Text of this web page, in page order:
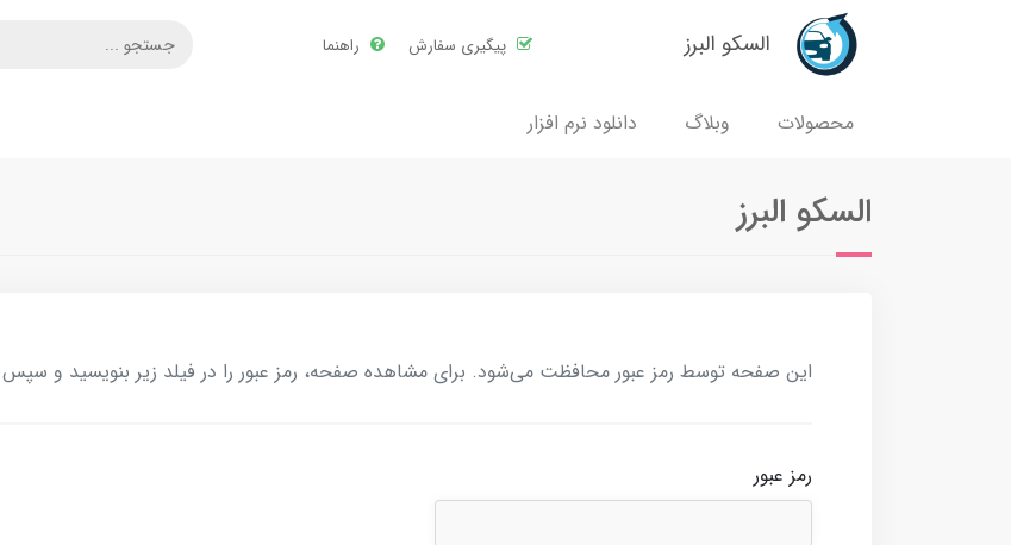
السکو البرز پیگیری سفارش راهنما
محصولات وبلاگ دانلود نرم افزار
السکو البرز
این صفحه توسط رمز عبور محافظت می‌شود. برای مشاهده صفحه، رمز عبور را در فیلد زیر بنویسید و سپس
رمز عبور